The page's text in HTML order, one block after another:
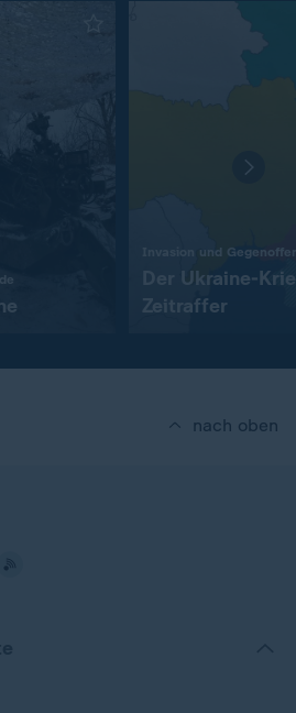
Invasion und
Der Ukraine-
Zeitraffer
nach oben